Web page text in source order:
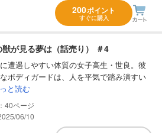
200ポイント
すぐに購入
が見る夢は（話売り） ＃4
遭遇しやすい体質の女子高生・世良。彼
ボディガードは、人を平気で踏み潰すい
と読む
40
06/10